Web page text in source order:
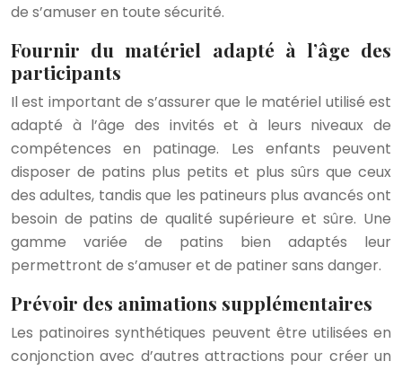
de s’amuser en toute sécurité.
Fournir du matériel adapté à l’âge des
participants
Il est important de s’assurer que le matériel utilisé est
adapté à l’âge des invités et à leurs niveaux de
compétences en patinage. Les enfants peuvent
disposer de patins plus petits et plus sûrs que ceux
des adultes, tandis que les patineurs plus avancés ont
besoin de patins de qualité supérieure et sûre. Une
gamme variée de patins bien adaptés leur
permettront de s’amuser et de patiner sans danger.
Prévoir des animations supplémentaires
Les patinoires synthétiques peuvent être utilisées en
conjonction avec d’autres attractions pour créer un